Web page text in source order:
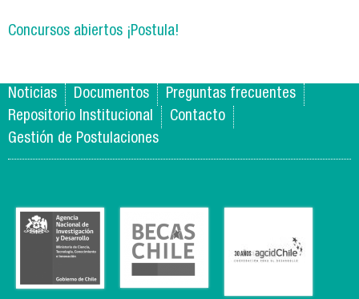
Concursos abiertos ¡Postula!
Noticias Documentos
Preguntas frecuentes
Repositorio Institucional
Contacto
Gestión de Postulaciones